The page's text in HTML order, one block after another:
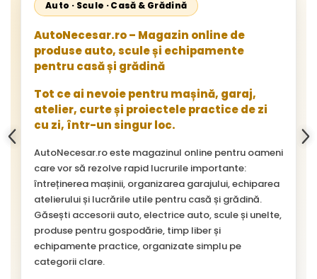
Auto · Scule · Casă & Grădină
AutoNecesar.ro – Magazin online de
produse auto, scule și echipamente
pentru casă și grădină
Tot ce ai nevoie pentru mașină, garaj,
atelier, curte și proiectele practice de zi
cu zi, într-un singur loc.
AutoNecesar.ro este magazinul online pentru oameni
care vor să rezolve rapid lucrurile importante:
întreținerea mașinii, organizarea garajului, echiparea
atelierului și lucrările utile pentru casă și grădină.
Găsești accesorii auto, electrice auto, scule și unelte,
produse pentru gospodărie, timp liber și
echipamente practice, organizate simplu pe
categorii clare.